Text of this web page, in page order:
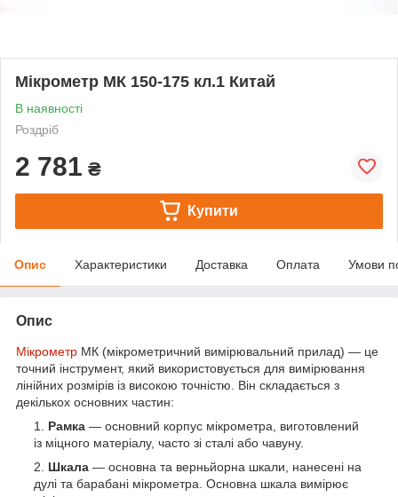
Мікрометр МК 150-175 кл.1 Китай
В наявності
Роздріб
2 781 ₴
Купити
Опис Характеристики Доставка Оплата Умови
Опис
Мікрометр МК (мікрометричний вимірювальний прилад) — це
точний інструмент, який використовується для вимірювання
лінійних розмірів із високою точністю. Він складається з
декількох основних частин:
Рамка — основний корпус мікрометра, виготовлений
із міцного матеріалу, часто зі сталі або чавуну.
Шкала — основна та верньйорна шкали, нанесені на
дулі та барабані мікрометра. Основна шкала вимірює